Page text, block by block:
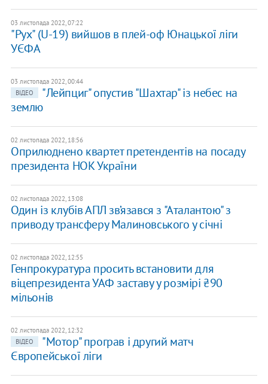
03 листопада 2022, 07:22
"Рух" (U-19) вийшов в плей-оф Юнацької ліги
УЄФА
03 листопада 2022, 00:44
ВІДЕО
"Лейпциг" опустив "Шахтар" із небес на
землю
02 листопада 2022, 18:56
Оприлюднено квартет претендентів на посаду
президента НОК України
02 листопада 2022, 13:08
Один із клубів АПЛ зв’язався з "Аталантою" з
приводу трансферу Малиновського у січні
02 листопада 2022, 12:55
Генпрокуратура просить встановити для
віцепрезидента УАФ заставу у розмірі ₴90
мільонів
02 листопада 2022, 12:32
ВІДЕО
"Мотор" програв і другий матч
Європейської ліги